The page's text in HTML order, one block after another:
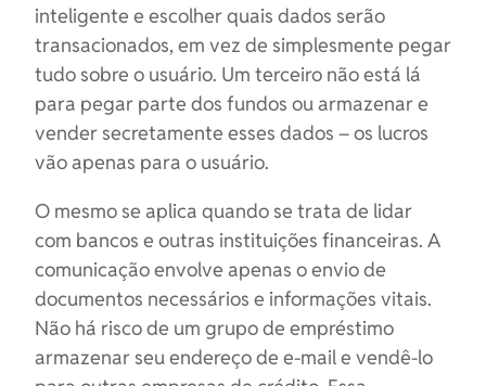
inteligente e escolher quais dados serão
transacionados, em vez de simplesmente pegar
tudo sobre o usuário. Um terceiro não está lá
para pegar parte dos fundos ou armazenar e
vender secretamente esses dados – os lucros
vão apenas para o usuário.
O mesmo se aplica quando se trata de lidar
com bancos e outras instituições financeiras. A
comunicação envolve apenas o envio de
documentos necessários e informações vitais.
Não há risco de um grupo de empréstimo
armazenar seu endereço de e-mail e vendê-lo